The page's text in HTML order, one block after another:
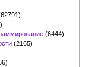
(6444)
(2165)